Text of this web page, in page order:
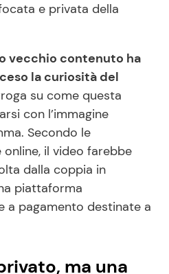
e privata della
vecchio contenuto ha
la curiosità del
su come questa
con l’immagine
Secondo le
il video farebbe
dalla coppia in
piattaforma
a pagamento destinate a
ma una